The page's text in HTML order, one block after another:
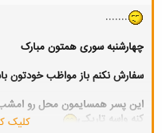
.......
چهارشنبه سوری همتون مبارک
سفارش نکنم باز مواظب خودتون
این پسر همسایمون محل رو امشب
کنه واسه تاریکی
کلیک